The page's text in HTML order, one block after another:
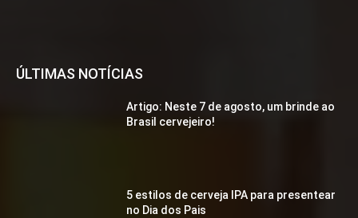
ÚLTIMAS NOTÍCIAS
Artigo: Neste 7 de agosto, um brinde ao
Brasil cervejeiro!
5 estilos de cerveja IPA para presentear
no Dia dos Pais